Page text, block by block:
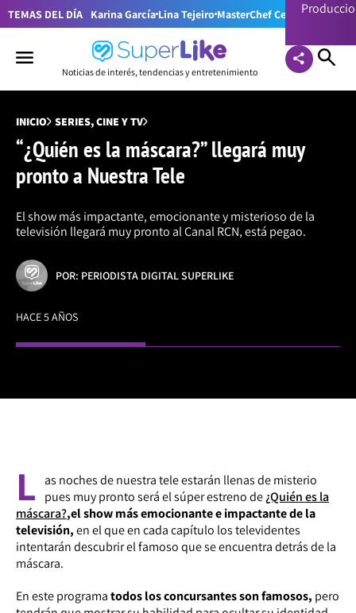
TEMAS DEL DÍA Karina García Lina Tejeiro MasterChef Celebrity
Noticias de interés, tendencias y entretenimiento
INICIO SERIES, CINE Y TV
“¿Quién es la máscara?” llegará muy
pronto a Nuestra Tele
El show más impactante, emocionante y misterioso de la
televisión llegará muy pronto al Canal RCN, está pegao.
POR: PERIODISTA DIGITAL SUPERLIKE
HACE 5 AÑOS
L
as noches de nuestra tele estarán llenas de misterio
pues muy pronto será el súper estreno de¿Quién es la
máscara?,el show más emocionante e impactante de la
televisión,en el que en cada capítulo los televidentes
intentarán descubrir el famoso que se encuentra detrás de la
máscara.
En este programatodos los concursantes son famosos, pero